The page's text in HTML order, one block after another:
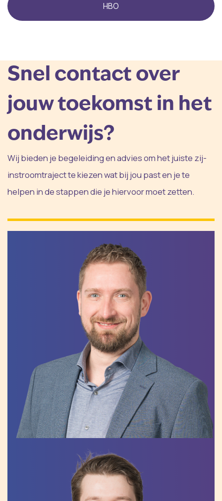
HBO
Snel contact over
jouw toekomst in het
onderwijs?
Wij bieden je begeleiding en advies om het juiste zij-
instroomtraject te kiezen wat bij jou past en je te
helpen in de stappen die je hiervoor moet zetten.